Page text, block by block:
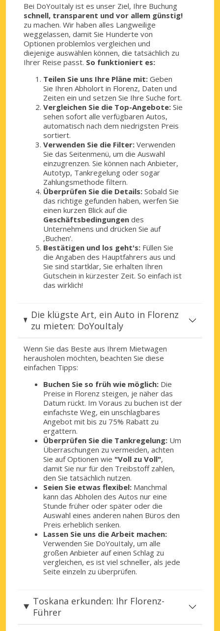
Bei DoYouItaly ist es unser Ziel, Ihre Buchung
schnell, transparent und vor allem günstig!
zu machen. Wir haben alles Langweilige
weggelassen, damit Sie Hunderte von
Optionen problemlos vergleichen und
diejenige auswählen können, die tatsächlich zu
Ihrer Reise passt. So funktioniert es:
Teilen Sie uns Ihre Pläne mit: Geben
Sie Ihren Abholort in Florenz, Daten und
Zeiten ein und setzen Sie Ihre Suche fort.
Vergleichen Sie die Top-Angebote: Sie
sehen sofort alle verfügbaren Autos,
automatisch nach dem niedrigsten Preis
sortiert.
Verwenden Sie die Filter: Verwenden
Sie das Seitenmenü, um die Auswahl
einzugrenzen. Sie können nach Anbieter,
Autotyp, Tankregelung oder sogar
Zahlungsmethode filtern.
Überprüfen Sie die Details: Sobald Sie
das richtige gefunden haben, werfen Sie
einen kurzen Blick auf die
Geschäftsbedingungen des
Unternehmens und drücken Sie auf
‚Buchen‘.
Bestätigen und los geht's: Füllen Sie
die Angaben des Hauptfahrers aus und
Sie sind startklar, Sie erhalten Ihren
Gutschein in kürzester Zeit. So einfach ist
das wirklich!
Die klügste Art, ein Auto in Florenz
zu mieten: DoYouItaly
Wenn Sie das Beste aus Ihrem Mietwagen
herausholen möchten, beachten Sie diese
einfachen Tipps:
Buchen Sie so früh wie möglich: Die
Preise in Florenz steigen, je näher das
Datum rückt. Im Voraus zu buchen ist der
einfachste Weg, ein unschlagbares
Angebot mit bis zu 75% Rabatt zu
ergattern.
Überprüfen Sie die Tankregelung: Um
Überraschungen zu vermeiden, achten
Sie auf Optionen wie "Voll zu Voll",
damit Sie nur für den Treibstoff zahlen,
den Sie tatsächlich nutzen.
Seien Sie etwas flexibel: Manchmal
kann das Abholen des Autos nur eine
Stunde früher oder später oder die
Auswahl eines anderen nahen Büros den
Preis erheblich senken.
Lassen Sie uns die Arbeit machen:
Verwenden Sie DoYouItaly, um alle
großen Anbieter auf einen Schlag zu
vergleichen, es ist viel schneller, als jede
Seite einzeln zu überprüfen.
Toskana erkunden: Ihr Florenz-
Führer